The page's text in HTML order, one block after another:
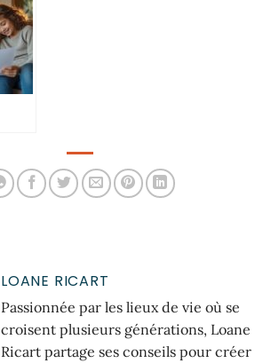
LOANE RICART
Passionnée par les lieux de vie où se
croisent plusieurs générations, Loane
Ricart partage ses conseils pour créer